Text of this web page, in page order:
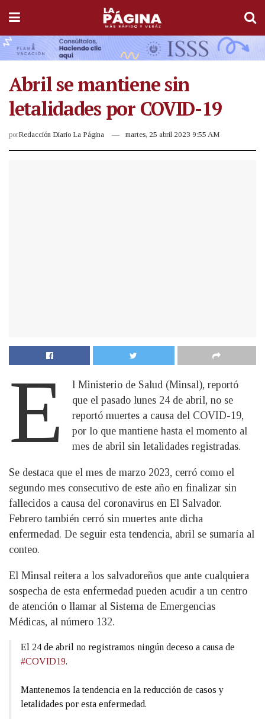
Abril se mantiene sin
letalidades por COVID-19
porRedacción Diario La Página martes, 25 abril 2023 9:55 AM
E
l Ministerio de Salud (Minsal), reportó
que el pasado lunes 24 de abril, no se
reportó muertes a causa del COVID-19,
por lo que mantiene hasta el momento al
mes de abril sin letalidades registradas.
Se destaca que el mes de marzo 2023, cerró como el
segundo mes consecutivo de este año en finalizar sin
fallecidos a causa del coronavirus en El Salvador.
Febrero también cerró sin muertes ante dicha
enfermedad. De seguir esta tendencia, abril se sumaría al
conteo.
El Minsal reitera a los salvadoreños que ante cualquiera
sospecha de esta enfermedad pueden acudir a un centro
de atención o llamar al Sistema de Emergencias
Médicas, al número 132.
El 24 de abril no registramos ningún deceso a causa de
#COVID19.
Mantenemos la tendencia en la reducción de casos y
letalidades por esta enfermedad.